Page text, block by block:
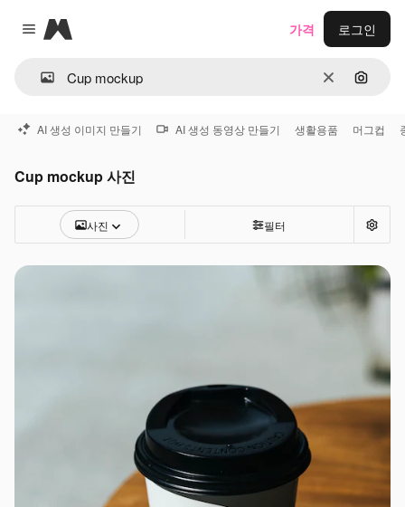
Close menu
Magnific
지우기이미지
가격 로그인
AI 생성 이미지 만들기 AI 생성 동영상 만들기 생활용품 머그컵
Cup mockup 사진
사진 필터